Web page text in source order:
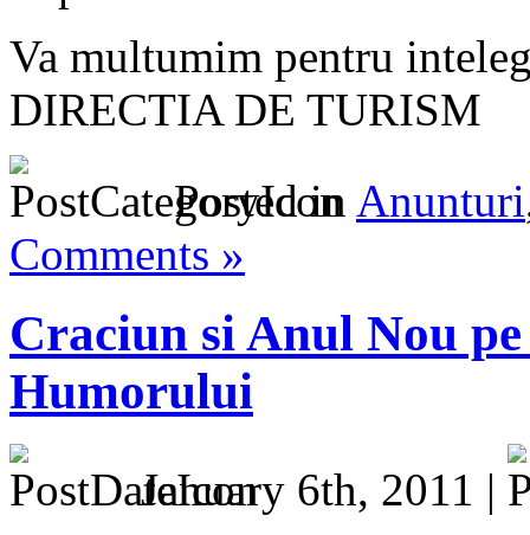
Va multumim pentru
DIRECTIA DE TURISM
Posted in Anunturi
Comments »
Craciun si Anul Nou
Humorului
January 6th, 2011 |